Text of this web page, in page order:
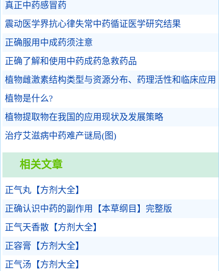
真正中药感冒药
震动医学界抗心律失常中药循证医学研究结果
正确服用中成药须注意
正确了解和使用中药成药急救药品
植物雌激素结构类型与资源分布、药理活性和临床应用
植物是什么?
植物提取物在我国的应用现状及发展策略
治疗艾滋病中药难产谜局(图)
相关文章
正气丸【方剂大全】
正确认识中药的副作用【本草纲目】完整版
正气天香散【方剂大全】
正容膏【方剂大全】
正气汤【方剂大全】